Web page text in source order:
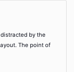
by the
The point of